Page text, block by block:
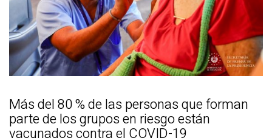
Más del 80 % de las personas que forman
parte de los grupos en riesgo están
vacunados contra el COVID-19